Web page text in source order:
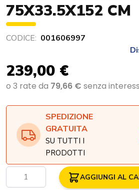
75X33.5X152 CM
CODICE: 001606997
239,00 €
SPEDIZIONE
GRATUITA
SU TUTTI I
PRODOTTI
Quantità AGGIUNGI AL